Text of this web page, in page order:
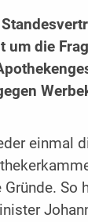
um die
einmal
So